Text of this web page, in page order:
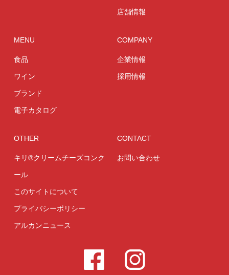
店舗情報
MENU
食品
ワイン
ブランド
電子カタログ
COMPANY
企業情報
採用情報
OTHER
キリ®クリームチーズコンク
ール
このサイトについて
プライバシーポリシー
アルカンニュース
CONTACT
お問い合わせ